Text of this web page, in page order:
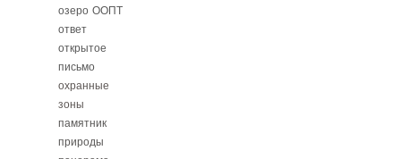
озеро ООПТ
ответ
открытое
письмо
охранные
зоны
памятник
природы